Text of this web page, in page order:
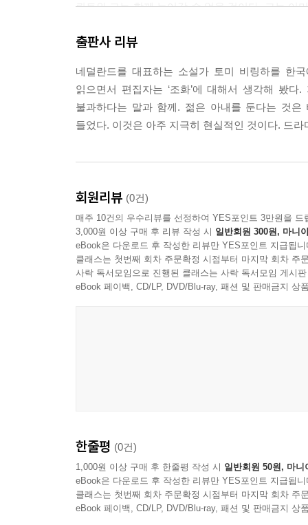
뤼트와 그는 함께 늙어갈 수 없을 것이다. 그는 이
하고서 느꼈던 그 승리감! 하지만 그는 6년이 지
그는 단상 가장자리를 손으로 움켜잡았다.
“그 사이에 무슨 일이 일어났던 게지요……. 뭔가
이 사실입니다. 수용기가 무뎌집니다. 그래서 사
--- p.181
출판사 리뷰
네덜란드를 대표하는 소설가 토미 비링하를 한
읽으면서 편집자는 ‘조화’에 대해서 생각해 봤
불과하다는 말과 함께. 젊은 아내를 둔다는 것
들었다. 이것은 아주 지극히 현실적인 것이다. 드
회원리뷰 (0건)
매주 10건의 우수리뷰를 선정하여 YES포인트 3만원을 드
3,000원 이상 구매 후 리뷰 작성 시 일반회원 300원, 마니
eBook은 다운로드 후 작성한 리뷰만 YES포인트 지급됩니
클래스는 첫번째 회차 주문확정 시점부터 마지막 회차 주
사락 독서모임으로 진행된 클래스는 사락 독서모임 게시
eBook 페이백, CD/LP, DVD/Blu-ray, 패션 및 판매금지 상
한줄평 (0건)
1,000원 이상 구매 후 한줄평 작성 시 일반회원 50원, 마니
eBook은 다운로드 후 작성한 리뷰만 YES포인트 지급됩니
클래스는 첫번째 회차 주문확정 시점부터 마지막 회차 주
eBook 페이백, CD/LP, DVD/Blu-ray, 패션 및 판매금지 상